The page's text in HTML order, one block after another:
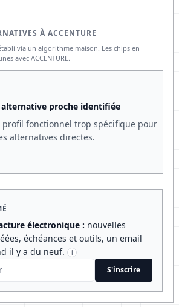
À ACCENTURE
via un algorithme maison. Les chips en
avec ACCENTURE.
alternative proche identifiée
profil fonctionnel trop spécifique pour
alternatives directes.
électronique : nouvelles
échéances et outils, un email
il y a du neuf.
i
S'inscrire